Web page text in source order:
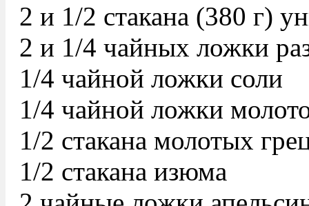
2 и 1/2 стакана (380 г)
2 и 1/4 чайных ложки
1/4 чайной ложки соли
1/4 чайной ложки
1/2 стакана молотых
1/2 стакана изюма